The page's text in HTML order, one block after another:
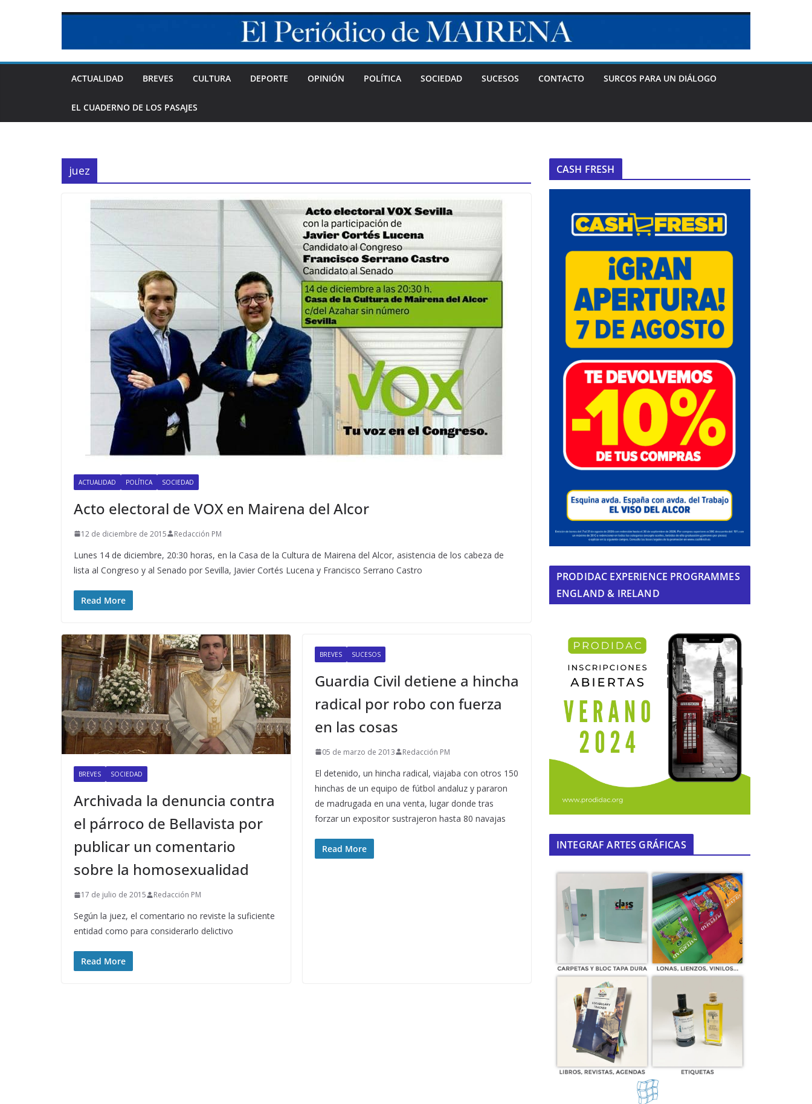
ACTUALIDAD BREVES CULTURA DEPORTE OPINIÓN POLÍTICA SOCIEDAD SUCESOS CONTACTO SURCOS PARA UN DIÁLOGO
EL CUADERNO DE LOS PASAJES
juez
ACTUALIDAD POLÍTICA SOCIEDAD
Acto electoral de VOX en Mairena del Alcor
12 de diciembre de 2015 Redacción PM
Lunes 14 de diciembre, 20:30 horas, en la Casa de la Cultura de Mairena del Alcor, asistencia de los cabeza de
lista al Congreso y al Senado por Sevilla, Javier Cortés Lucena y Francisco Serrano Castro
Read More
BREVES SOCIEDAD
Archivada la denuncia contra
el párroco de Bellavista por
publicar un comentario
sobre la homosexualidad
17 de julio de 2015 Redacción PM
Según la juez, el comentario no reviste la suficiente
entidad como para considerarlo delictivo
Read More
BREVES SUCESOS
Guardia Civil detiene a hincha
radical por robo con fuerza
en las cosas
05 de marzo de 2013 Redacción PM
El detenido, un hincha radical, viajaba con otros 150
hinchas de un equipo de fútbol andaluz y pararon
de madrugada en una venta, lugar donde tras
forzar un expositor sustrajeron hasta 80 navajas
Read More
CASH FRESH
PRODIDAC EXPERIENCE PROGRAMMES
ENGLAND & IRELAND
INTEGRAF ARTES GRÁFICAS